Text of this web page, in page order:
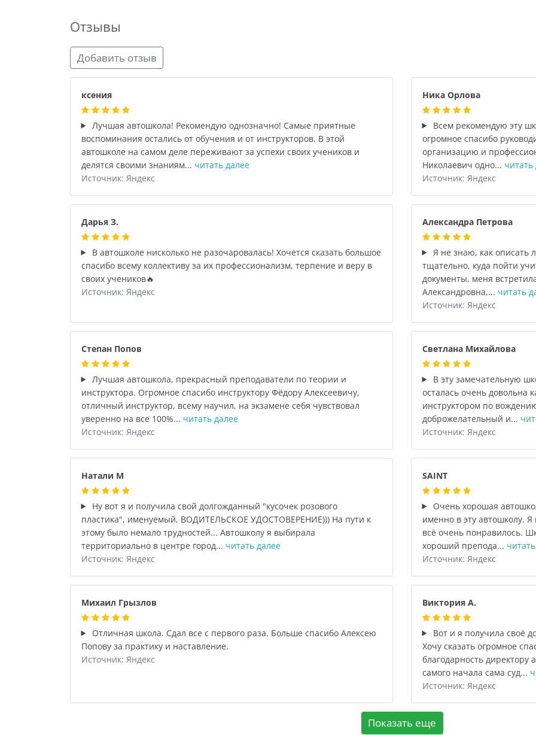
Отзывы
Добавить отзыв
ксения
Лучшая автошкола! Рекомендую однозначно! Самые приятные
воспоминания остались от обучения и от инструкторов. В этой
автошколе на самом деле переживают за успехи своих учеников и
делятся своими знаниям... читать далее
Источник: Яндекс
Ника Орлова
Всем рекомендую эту
огромное спасибо
организацию и
Николаевич одно... читать
Источник: Яндекс
Дарья З.
В автошколе нисколько не разочаровалась! Хочется сказать большое
спасибо всему коллективу за их профессионализм, терпение и веру в
своих учеников🔥
Источник: Яндекс
Александра Петрова
Я не знаю, как описать
тщательно, куда пойти
документы, меня
Александровна,... читать
Источник: Яндекс
Степан Попов
Лучшая автошкола, прекрасный преподаватели по теории и
инструктора. Огромное спасибо инструктору Фёдору Алексеевичу,
отличный инструктор, всему научил, на экзамене себя чувствовал
уверенно на все 100%... читать далее
Источник: Яндекс
Светлана Михайлова
В эту замечательную
осталась очень довольна
инструктором по
доброжелательный и...
Источник: Яндекс
Натали М
Ну вот я и получила свой долгожданный "кусочек розового
пластика", именуемый, ВОДИТЕЛЬСКОЕ УДОСТОВЕРЕНИЕ))) На пути к
этому было немало трудностей... Автошколу я выбирала
территориально в центре город... читать далее
Источник: Яндекс
SAINT
Очень хорошая
именно в эту автошколу.
всё очень понравилось.
хороший препода...
Источник: Яндекс
Михаил Грызлов
Отличная школа. Сдал все с первого раза. Больше спасибо Алексею
Попову за практику и наставление.
Источник: Яндекс
Виктория А.
Вот и я получила своё
Хочу сказать огромное
благодарность директору
самого начала сама суд...
Источник: Яндекс
Показать еще